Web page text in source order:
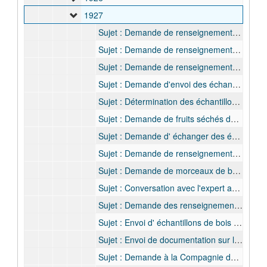
1927
Sujet : Demande de renseignements sur les fabricants des fruits exotiques par le Ministère des Affaires Étrangères, 31 décembre 1926 - 11 janvier 1927
Sujet : Demande de renseignement sur le Costus Afer par Pierre Bourgeois, 20 janvier 1927 - 4 février 1927
Sujet : Demande de renseignements sur le fibre du Caphalorema par Hanindo, 28 janvier 1927 - 9 février 1927
Sujet : Demande d'envoi des échantillons par l'instituteur M; Hoffbauer, 22 mars 1927
Sujet : Détermination des échantillons de bois envoyées par Père Pauly, recteur du Couvent des P.P. du S.C., 27 avril 1927
Sujet : Demande de fruits séchés du palmier à huile récoltésen 1913 à Basankusu par Gustave Dryepondt, 7 mai 1927 - 10 mai 1927
Sujet : Demande d' échanger des échantillons de bois avec Professeur H.P. Brown de Syracuse University (avec l'intermédiaire de De Wildeman, 3 mai 1927- 16 décembre 1927
Sujet : Demande de renseignements sur le Café Cazengo par la Société Kaiser pour le commerce de Café, 11 mai 1927 - 17 mai 1927
Sujet : Demande de morceaux de bois par l'Institut Supérieure des arts décoratifs à Bruxelles (Sandes Pierron), 5 mai 1927
Sujet : Conversation avec l'expert anglais Hecquet sur les fibres de jute, 27 mai 1927 - 30 mai 1927
Sujet : Demande des renseignements sur des noms indigènes et scientifiques des bois par Armand Van Mol, [? juin] 1927 - 7 juin 1927
Sujet : Envoi d' échantillons de bois pour Rudolph Block, 1 juillet 1927 - 5 novembre 1927
Sujet : Envoi de documentation sur le cacao à M. L. Willems, 1 juillet 1927 - 5 juillet 1927
Sujet : Demande à la Compagnie des Produits du Congo, Compagnie du Lomami et du Lualaba et la Société Anonyme Belge pour le Commerce du Haut-Congo pour recevoir divers produits pour la section économique, 5 juillet 1927 - 27 juillet 1927